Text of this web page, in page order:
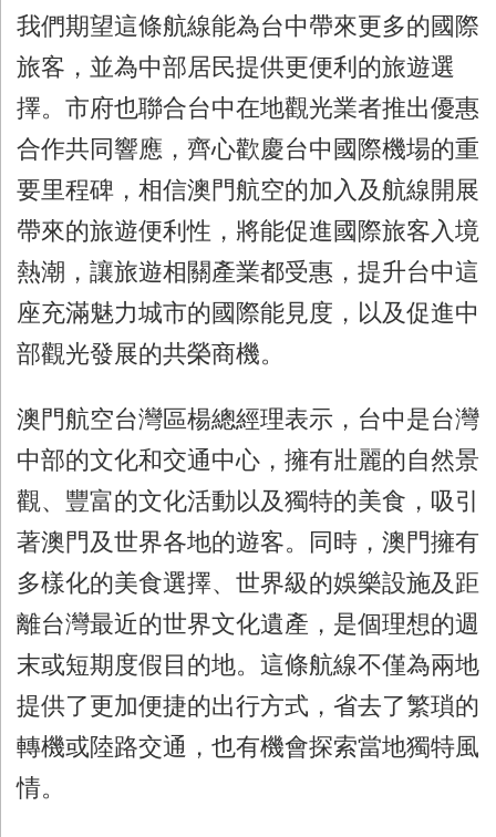
我們期望這條航線能為台中帶來更多的國際
旅客，並為中部居民提供更便利的旅遊選
擇。市府也聯合台中在地觀光業者推出優惠
合作共同響應，齊心歡慶台中國際機場的重
要里程碑，相信澳門航空的加入及航線開展
帶來的旅遊便利性，將能促進國際旅客入境
熱潮，讓旅遊相關產業都受惠，提升台中這
座充滿魅力城市的國際能見度，以及促進中
部觀光發展的共榮商機。
澳門航空台灣區楊總經理表示，台中是台灣
中部的文化和交通中心，擁有壯麗的自然景
觀、豐富的文化活動以及獨特的美食，吸引
著澳門及世界各地的遊客。同時，澳門擁有
多樣化的美食選擇、世界級的娛樂設施及距
離台灣最近的世界文化遺產，是個理想的週
末或短期度假目的地。這條航線不僅為兩地
提供了更加便捷的出行方式，省去了繁瑣的
轉機或陸路交通，也有機會探索當地獨特風
情。